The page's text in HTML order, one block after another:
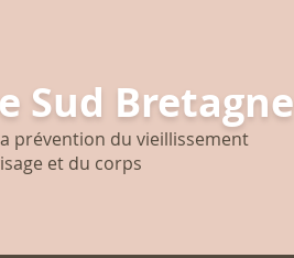
Sud Bretagne
prévention du vieillissement
et du corps